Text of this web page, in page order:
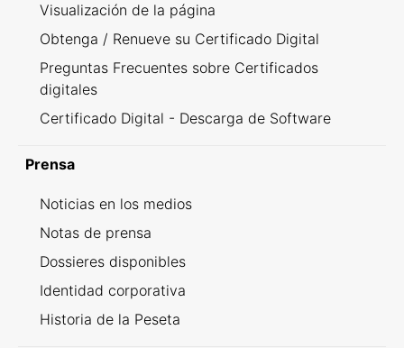
Visualización de la página
Obtenga / Renueve su Certificado Digital
Preguntas Frecuentes sobre Certificados
digitales
Certificado Digital - Descarga de Software
Prensa
Noticias en los medios
Notas de prensa
Dossieres disponibles
Identidad corporativa
Historia de la Peseta